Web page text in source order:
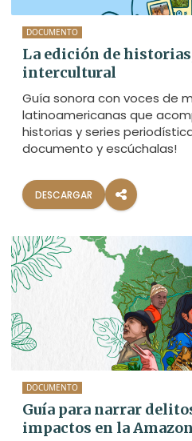
DOCUMENTO
La edición de
intercultural
Guía sonora con voces de
latinoamericanas que
historias y series
documento y escúchalas!
DESCARGAR
DOCUMENTO
Guía para narrar
impactos en la